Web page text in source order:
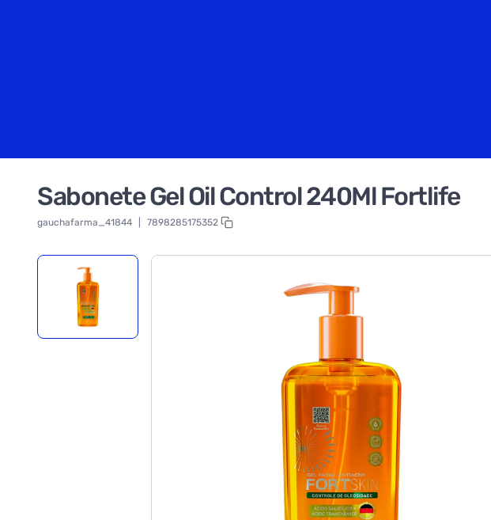
Sabonete Gel Oil Control 240Ml Fortlife
gauchafarma_41844 7898285175352